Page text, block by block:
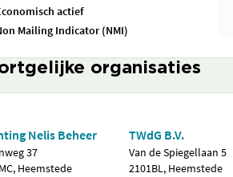
actief
Mailing Indicator (NMI)
organisaties
Nelis Beheer
37
Heemstede
TWdG B.V.
Van de Spiegellaan 5
2101BL, Heemstede